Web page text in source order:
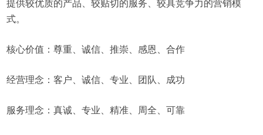
提供较优质的产品、较贴切的服务、较具竞争力的营销模
式。
核心价值：尊重、诚信、推崇、感恩、合作
经营理念：客户、诚信、专业、团队、成功
服务理念：真诚、专业、精准、周全、可靠